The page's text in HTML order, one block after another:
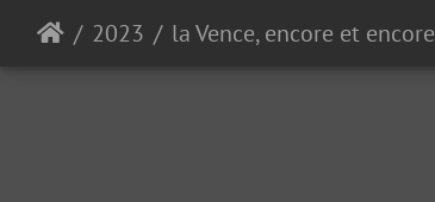
2023 la Vence, encore et encore